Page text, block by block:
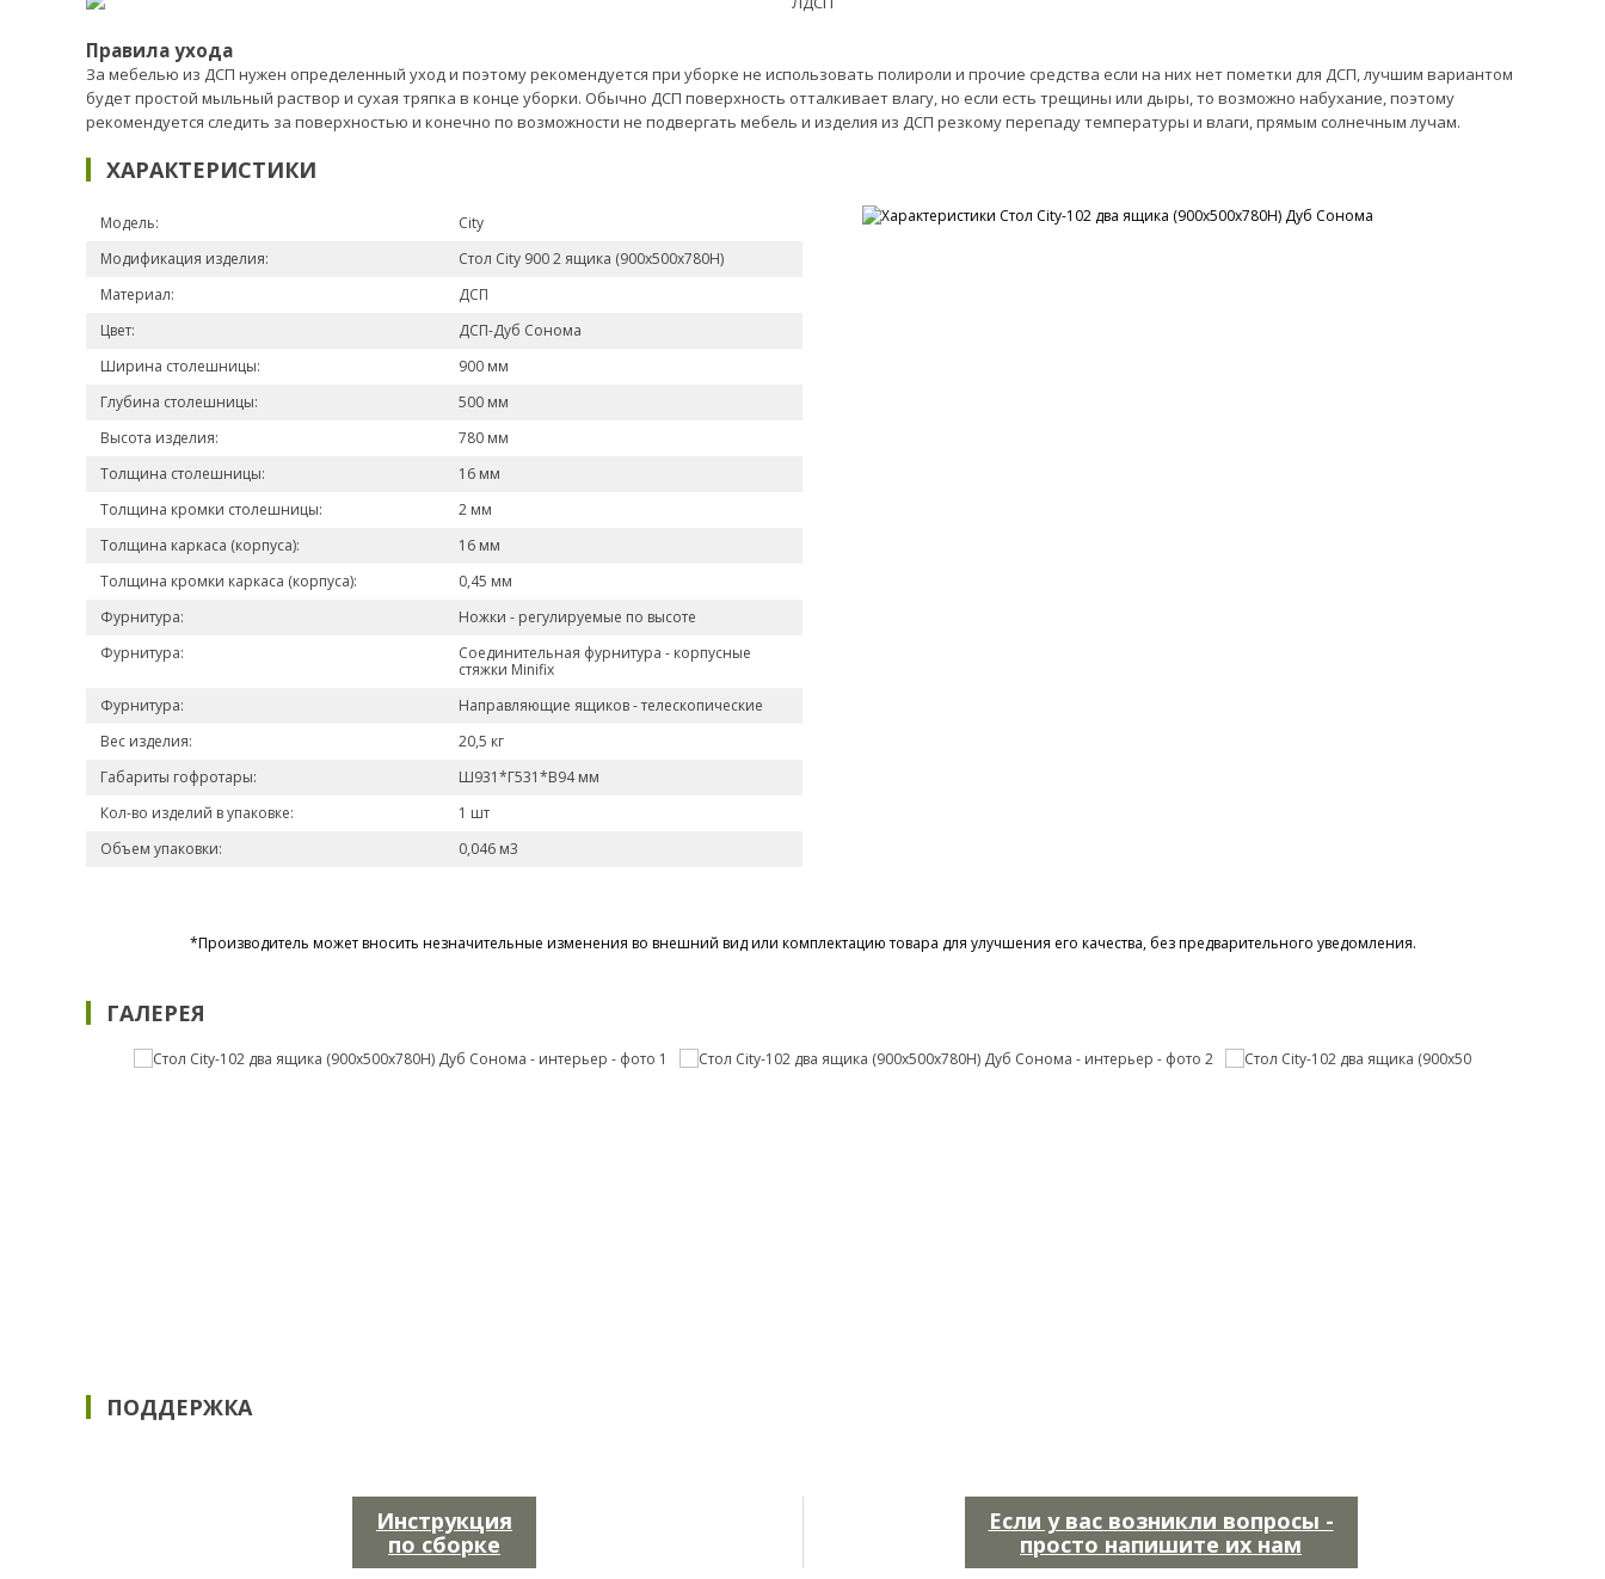
Правила ухода
За мебелью из ДСП нужен определенный уход и поэтому рекомендуется при уборке не использовать полироли и прочие средства если на них нет пометки для ДСП, лучшим вариантом
будет простой мыльный раствор и сухая тряпка в конце уборки. Обычно ДСП поверхность отталкивает влагу, но если есть трещины или дыры, то возможно набухание, поэтому
рекомендуется следить за поверхностью и конечно по возможности не подвергать мебель и изделия из ДСП резкому перепаду температуры и влаги, прямым солнечным лучам.
ХАРАКТЕРИСТИКИ
Модель:
City
Модификация изделия:
Стол City 900 2 ящика (900х500х780Н)
Материал:
ДСП
Цвет:
ДСП-Дуб Сонома
Ширина столешницы:
900 мм
Глубина столешницы:
500 мм
Высота изделия:
780 мм
Толщина столешницы:
16 мм
Толщина кромки столешницы:
2 мм
Толщина каркаса (корпуса):
16 мм
Толщина кромки каркаса (корпуса):
0,45 мм
Фурнитура:
Ножки - регулируемые по высоте
Фурнитура:
Соединительная фурнитура - корпусные
стяжки Minifix
Фурнитура:
Направляющие ящиков - телескопические
Вес изделия:
20,5 кг
Габариты гофротары:
Ш931*Г531*В94 мм
Кол-во изделий в упаковке:
1 шт
Объем упаковки:
0,046 м3
*Производитель может вносить незначительные изменения во внешний вид или комплектацию товара для улучшения его качества, без предварительного уведомления.
ГАЛЕРЕЯ
ПОДДЕРЖКА
Инструкция
по сборке
Если у вас возникли вопросы -
просто напишите их нам